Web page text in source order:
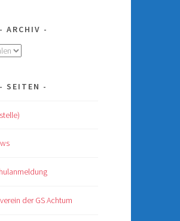
ARCHIV
SEITEN
der GS Achtum